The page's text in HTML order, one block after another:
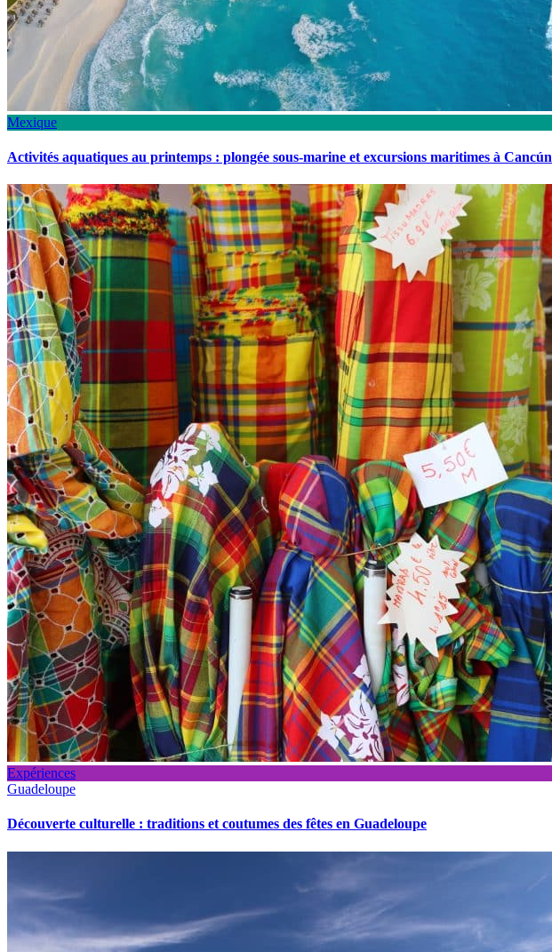
Mexique
Activités aquatiques au printemps : plongée sous-marine et excursions maritimes à Cancún
Expériences
Guadeloupe
Découverte culturelle : traditions et coutumes des fêtes en Guadeloupe